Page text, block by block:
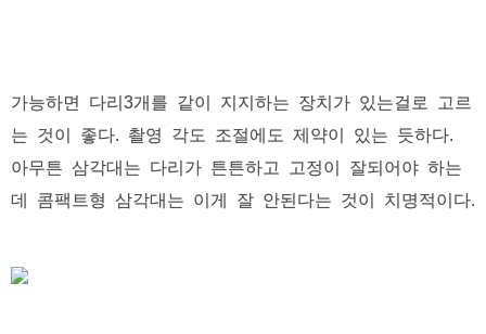
가능하면 다리3개를 같이 지지하는 장치가 있는걸로 고르
는 것이 좋다. 촬영 각도 조절에도 제약이 있는 듯하다.
아무튼 삼각대는 다리가 튼튼하고 고정이 잘되어야 하는
데 콤팩트형 삼각대는 이게 잘 안된다는 것이 치명적이다.